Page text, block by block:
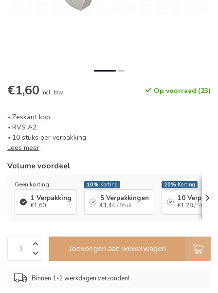
€1,60 Incl. btw Op voorraad (23)
» Zeskant kop
» RVS A2
» 10 stuks per verpakking
Lees meer.
Volume voordeel
Geen korting
1 Verpakking
€1,60
10% Korting
5 Verpakkingen
€1,44/ Stuk
20% Korting
10
€1,28/ Stuk
Toevoegen aan winkelwagen
Binnen 1-2 werkdagen verzonden!